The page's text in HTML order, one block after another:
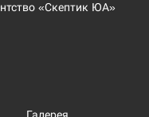
«Скептик ЮА»